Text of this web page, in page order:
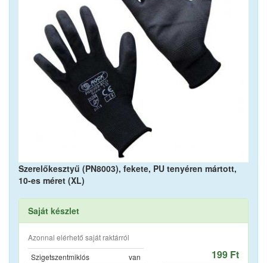
Szerelőkesztyű (PN8003), fekete, PU tenyéren mártott,
10-es méret (XL)
Saját készlet
Azonnal elérhető saját raktárról
Szigetszentmiklós
van
199 Ft